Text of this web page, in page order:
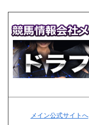
メイン公式サイトへ